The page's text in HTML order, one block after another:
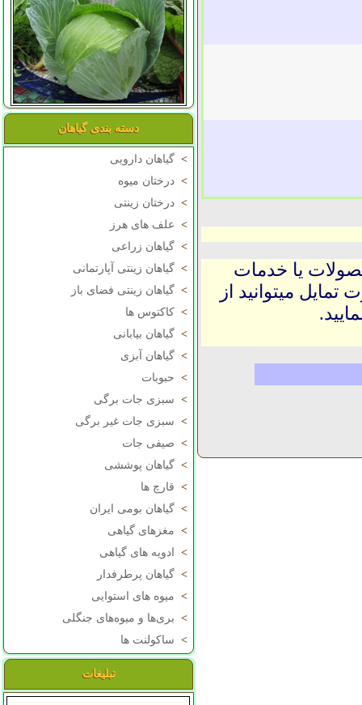
دسته بندی گیاهان
> گیاهان دارویی
> درختان میوه
> درختان زینتی
> علف های هرز
> گیاهان زراعی
> گیاهان زینتی آپارتمانی
> گیاهان زینتی فضای باز
> کاکتوس ها
> گیاهان بیابانی
> گیاهان آبزی
> حبوبات
> سبزی جات برگی
> سبزی جات غیر برگی
> صیفی جات
> گیاهان پوششی
> قارچ ها
> گیاهان بومی ایران
> مغزهای گیاهی
>
ادویه های گیاهی
> گیاهان پرطرفدار
> میوه های استوایی
> بری‌ها و میوه‌های جنگلی
> ساکولنت ها
تبلیغات
یا خدمات
میتوانید از